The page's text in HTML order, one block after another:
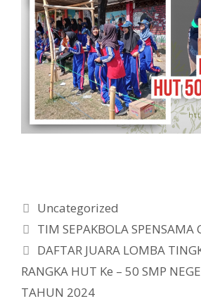
Kategori
Uncategorized
TIM SEPAKBOLA SPENSAMA
DAFTAR JUARA LOMBA
RANGKA HUT Ke – 50 SMP
TAHUN 2024